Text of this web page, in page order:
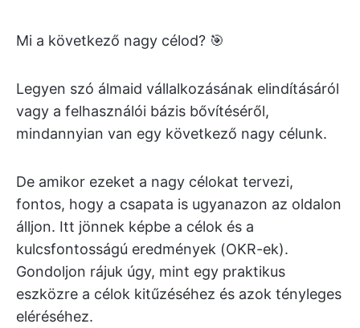
Mi a következő nagy célod? 🎯
Legyen szó álmaid vállalkozásának elindításáról
vagy a felhasználói bázis bővítéséről,
mindannyian van egy következő nagy célunk.
De amikor ezeket a nagy célokat tervezi,
fontos, hogy a csapata is ugyanazon az oldalon
álljon. Itt jönnek képbe a célok és a
kulcsfontosságú eredmények (OKR-ek).
Gondoljon rájuk úgy, mint egy praktikus
eszközre a célok kitűzéséhez és azok tényleges
eléréséhez.